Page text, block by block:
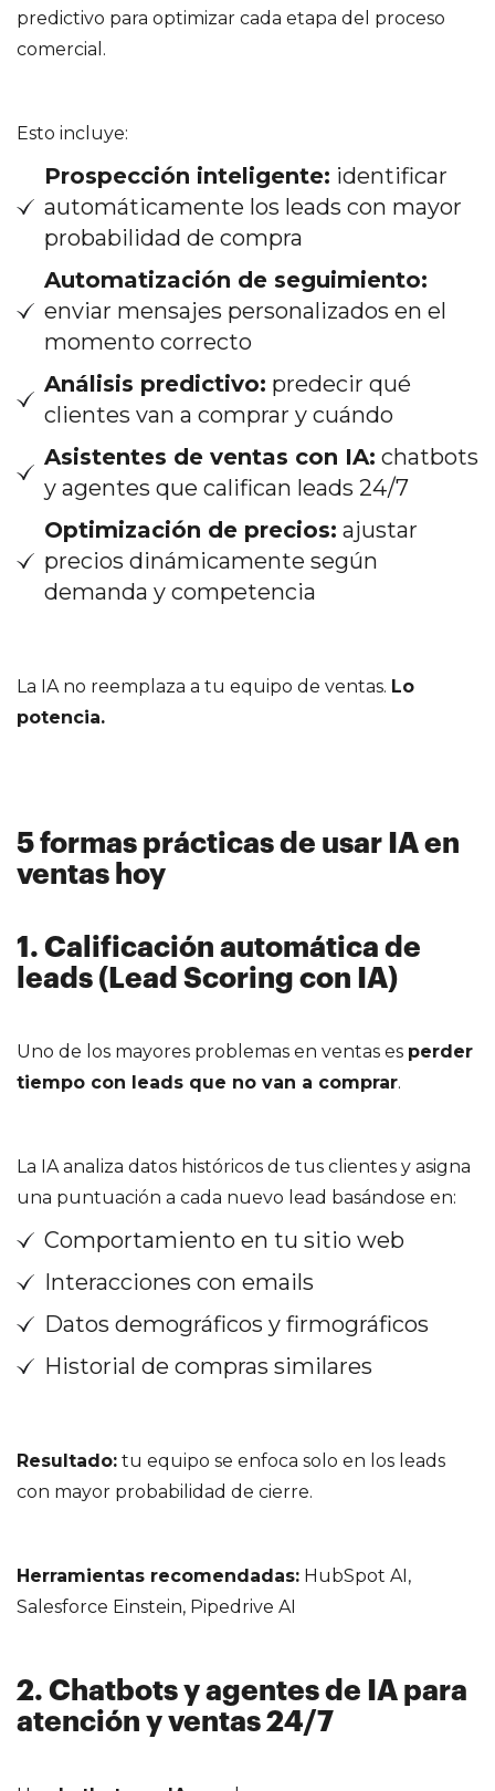
predictivo para optimizar cada etapa del proceso
comercial.
Esto incluye:
Prospección inteligente: identificar
automáticamente los leads con mayor
probabilidad de compra
Automatización de seguimiento:
enviar mensajes personalizados en el
momento correcto
Análisis predictivo: predecir qué
clientes van a comprar y cuándo
Asistentes de ventas con IA: chatbots
y agentes que califican leads 24/7
Optimización de precios: ajustar
precios dinámicamente según
demanda y competencia
La IA no reemplaza a tu equipo de ventas. Lo
potencia.
5 formas prácticas de usar IA en
ventas hoy
1. Calificación automática de
leads (Lead Scoring con IA)
Uno de los mayores problemas en ventas es perder
tiempo con leads que no van a comprar.
La IA analiza datos históricos de tus clientes y asigna
una puntuación a cada nuevo lead basándose en:
Comportamiento en tu sitio web
Interacciones con emails
Datos demográficos y firmográficos
Historial de compras similares
Resultado: tu equipo se enfoca solo en los leads
con mayor probabilidad de cierre.
Herramientas recomendadas: HubSpot AI,
Salesforce Einstein, Pipedrive AI
2. Chatbots y agentes de IA para
atención y ventas 24/7